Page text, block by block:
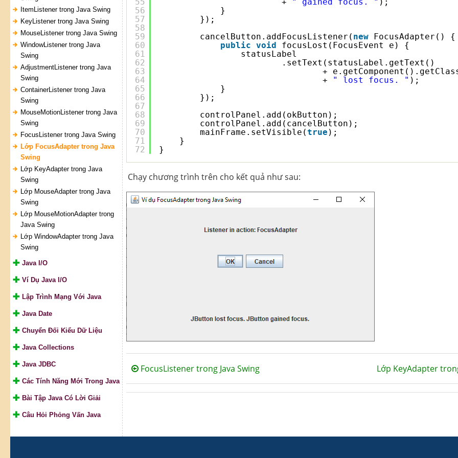
ItemListener trong Java Swing
KeyListener trong Java Swing
MouseListener trong Java Swing
WindowListener trong Java
Swing
AdjustmentListener trong Java
Swing
ContainerListener trong Java
Swing
MouseMotionListener trong Java
Swing
FocusListener trong Java Swing
Lớp FocusAdapter trong Java
Swing
Lớp KeyAdapter trong Java
Swing
Lớp MouseAdapter trong Java
Swing
Lớp MouseMotionAdapter trong
Java Swing
Lớp WindowAdapter trong Java
Swing
Java I/O
Ví Dụ Java I/O
Lập Trình Mạng Với Java
Java Date
Chuyển Đối Kiểu Dữ Liệu
Java Collections
Java JDBC
Các Tính Năng Mới Trong Java
Bài Tập Java Có Lời Giải
Câu Hỏi Phỏng Vấn Java
56
57
58
59
60
61
62
63
64
65
66
67
68
69
70
71
72
}
});
cancelButton.addFocusListener( new
FocusAdapter() {
public void
focusLost(FocusEvent e) {
statusLabel
.setText(statusLabel.getText()
+
+
" lost focus. " );
}
});
controlPanel.add(okButton);
controlPanel.add(cancelButton);
mainFrame.setVisible(true );
}
}
Chạy chương trình trên cho kết quả như sau:
FocusListener trong Java Swing Lớp KeyAdapter